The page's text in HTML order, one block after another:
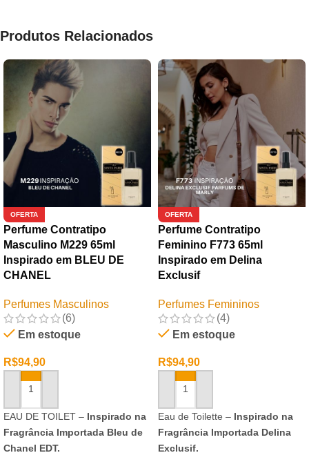
Produtos Relacionados
OFERTA
Perfume Contratipo
Masculino M229 65ml
Inspirado em BLEU DE
CHANEL
Perfumes Masculinos
(6)
Em estoque
R$94,90
ADICIONAR AO CARRINHO
EAU DE TOILET – Inspirado na
Fragrância Importada Bleu de
Chanel EDT.
OFERTA
Perfume Contratipo
Feminino F773 65ml
Inspirado em Delina
Exclusif
Perfumes Femininos
(4)
Em estoque
R$94,90
ADICIONAR AO CARRINHO
Eau de Toilette – Inspirado na
Fragrância Importada Delina
Exclusif.